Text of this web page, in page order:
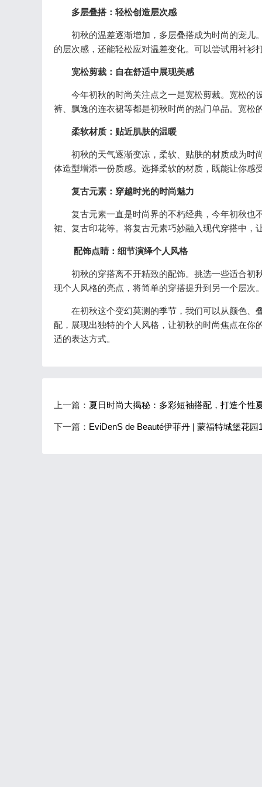
多层叠搭：轻松创造层次感
初秋的温差逐渐增加，多层叠搭成为时尚的宠儿
的层次感，还能轻松应对温差变化。可以尝试用衬
宽松剪裁：自在舒适中展现美感
今年初秋的时尚关注点之一是宽松剪裁。宽松的
裤、飘逸的连衣裙等都是初秋时尚的热门单品。宽
柔软材质：贴近肌肤的温暖
初秋的天气逐渐变凉，柔软、贴肤的材质成为时
体造型增添一份质感。选择柔软的材质，既能让你感
复古元素：穿越时光的时尚魅力
复古元素一直是时尚界的不朽经典，今年初秋也
裙、复古印花等。将复古元素巧妙融入现代穿搭中，
配饰点睛：细节演绎个人风格
初秋的穿搭离不开精致的配饰。挑选一些适合初
现个人风格的亮点，将简单的穿搭提升到另一个层次
在初秋这个变幻莫测的季节，我们可以从颜色、
配，展现出独特的个人风格，让初秋的时尚焦点在
适的表达方式。
上一篇： 夏日时尚大揭秘：多彩短袖搭配，打造个性
下一篇： EviDenS de Beauté伊菲丹 | 蒙福特城堡花